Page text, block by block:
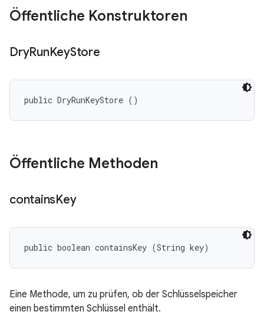
Öffentliche Konstruktoren
DryRunKeyStore
public DryRunKeyStore ()
Öffentliche Methoden
containsKey
public boolean containsKey (String key)
Eine Methode, um zu prüfen, ob der Schlüsselspeicher
einen bestimmten Schlüssel enthält.